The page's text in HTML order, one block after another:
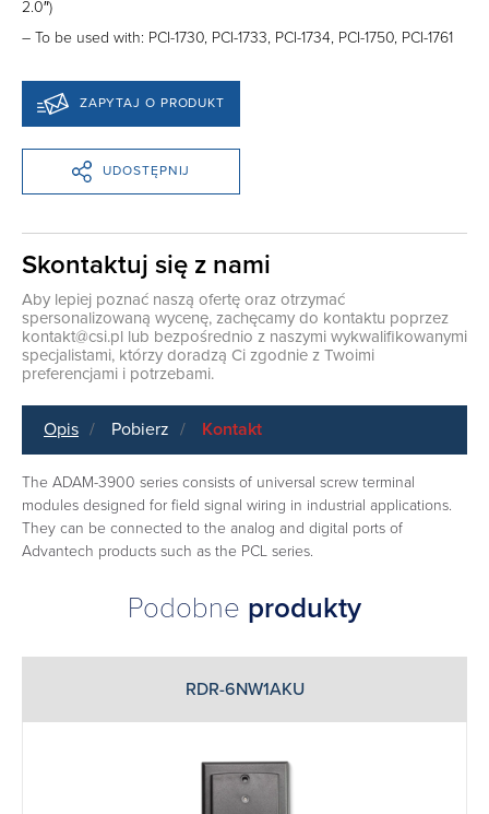
2.0″)
– To be used with: PCI-1730, PCI-1733, PCI-1734, PCI-1750, PCI-1761
ZAPYTAJ O PRODUKT
UDOSTĘPNIJ
Skontaktuj się z nami
Aby lepiej poznać naszą ofertę oraz otrzymać
spersonalizowaną wycenę, zachęcamy do kontaktu poprzez
kontakt@csi.pl lub bezpośrednio z naszymi wykwalifikowanymi
specjalistami, którzy doradzą Ci zgodnie z Twoimi
preferencjami i potrzebami.
Opis Pobierz Kontakt
The ADAM-3900 series consists of universal screw terminal
modules designed for field signal wiring in industrial applications.
They can be connected to the analog and digital ports of
Advantech products such as the PCL series.
Podobne produkty
RDR-6NW1AKU